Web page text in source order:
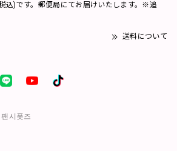
込)です。郵便局にてお届けいたします。※追
送料について
시폿즈